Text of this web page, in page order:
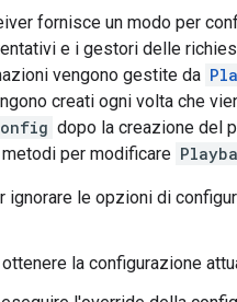
fornisce un modo per
e i gestori delle
vengono gestite da
creati ogni volta che
dopo la creazione del
metodi per modificare
ignorare le opzioni di
la configurazione